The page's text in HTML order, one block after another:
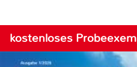
kostenloses